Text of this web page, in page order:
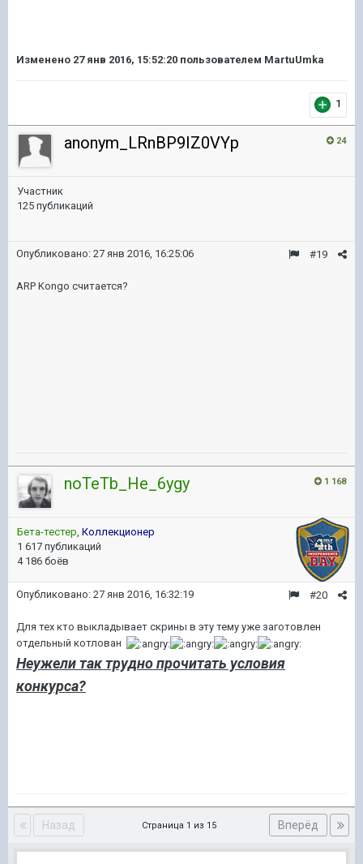
Изменено 27 янв 2016, 15:52:20 пользователем MartuUmka
1
24
anonym_LRnBP9IZ0VYp
Участник
125 публикаций
#19
Опубликовано: 27 янв 2016, 16:25:06
ARP Kongo считается?
1 168
noTeTb_He_6ygy
Бета-тестер, Коллекционер
1 617 публикаций
4 186 боёв
#20
Опубликовано: 27 янв 2016, 16:32:19
Для тех кто выкладывает скрины в эту тему уже заготовлен
отдельный котлован
Неужели так трудно прочитать условия
конкурса?
Назад Вперёд
Страница 1 из 15